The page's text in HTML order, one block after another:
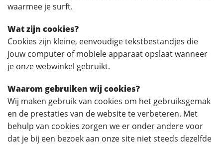
waarmee je surft.
Wat zijn cookies?
Cookies zijn kleine, eenvoudige tekstbestandjes die
jouw computer of mobiele apparaat opslaat wanneer
je onze webwinkel gebruikt.
Waarom gebruiken wij cookies?
Wij maken gebruik van cookies om het gebruiksgemak
en de prestaties van de website te verbeteren. Met
behulp van cookies zorgen we er onder andere voor
dat je bij een bezoek aan onze site niet steeds dezelfde